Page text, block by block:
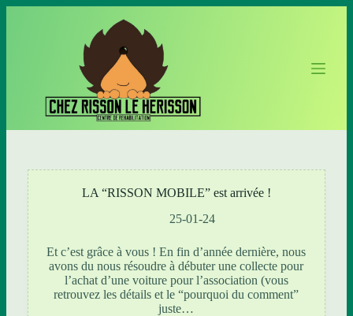
c
LA “RISSON MOBILE” est arrivée !
25-01-24
Et c’est grâce à vous ! En fin d’année dernière, nous
avons du nous résoudre à débuter une collecte pour
l’achat d’une voiture pour l’association (vous
retrouvez les détails et le “pourquoi du comment”
juste…